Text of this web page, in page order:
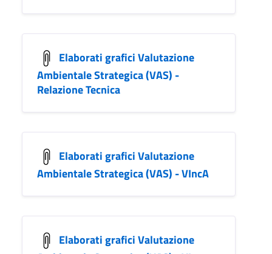
Elaborati grafici Valutazione
Ambientale Strategica (VAS) -
Relazione Tecnica
Elaborati grafici Valutazione
Ambientale Strategica (VAS) - VIncA
Elaborati grafici Valutazione